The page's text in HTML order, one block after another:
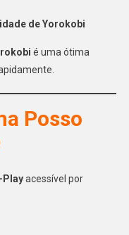
de Yorokobi
é uma ótima
Posso
Playacessível por